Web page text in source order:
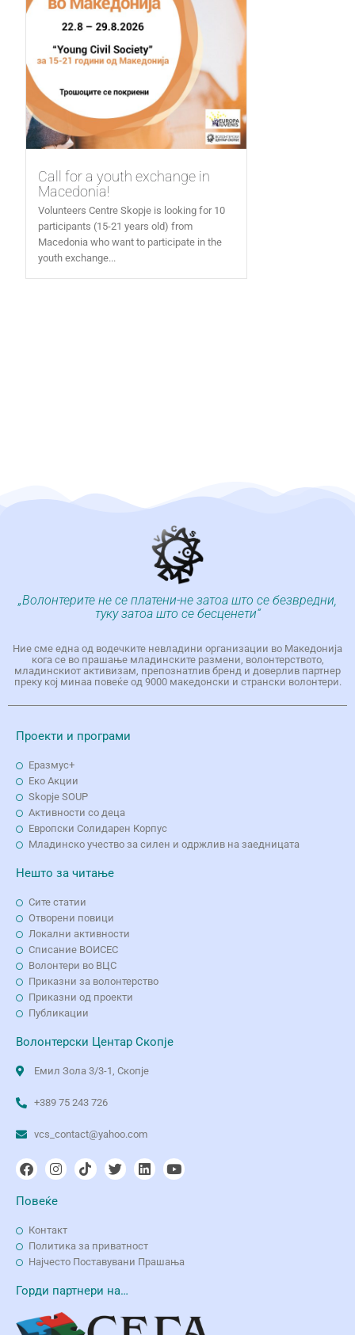
Call for a youth exchange in
Macedonia!
Volunteers Centre Skopje is looking for 10
participants (15-21 years old) from
Macedonia who want to participate in the
youth exchange...
„Волонтерите не се платени-не затоа што се безвредни,
туку затоа што се бесценети“
Ние сме една од водечките невладини организации во Македонија
кога се во прашање младинските размени, волонтерството,
младинскиот активизам, препознатлив бренд и доверлив партнер
преку кој минаа повеќе од 9000 македонски и странски волонтери.
Проекти и програми
Еразмус+
Еко Aкции
Skopje SOUP
Активности со деца
Европски Солидарен Корпус
Младинско учество за силен и одржлив на заедницата
Нешто за читање
Сите статии
Отворени повици
Локални активности
Списание ВОИСЕС
Волонтери во ВЦС
Приказни за волонтерство
Приказни од проекти
Публикации
Волонтерски Центар Скопје
Емил Зола 3/3-1, Скопје
+389 75 243 726
vcs_contact@yahoo.com
Повеќе
Контакт
Политика за приватност
Најчесто Поставувани Прашања
Горди партнери на…